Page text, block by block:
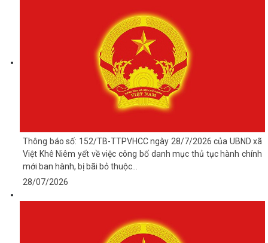
Thông báo số: 152/TB-TTPVHCC ngày 28/7/2026 của UBND xã
Việt Khê Niêm yết về việc công bố danh mục thủ tục hành chính
mới ban hành, bị bãi bỏ thuộc...
28/07/2026